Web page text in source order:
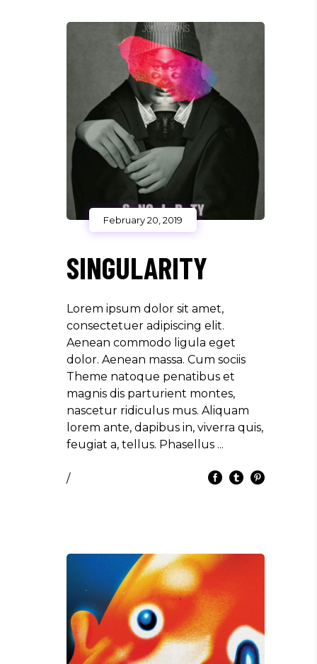
February 20, 2019
SINGULARITY
Lorem ipsum dolor sit amet,
consectetuer adipiscing elit.
Aenean commodo ligula eget
dolor. Aenean massa. Cum sociis
Theme natoque penatibus et
magnis dis parturient montes,
nascetur ridiculus mus. Aliquam
lorem ante, dapibus in, viverra quis,
feugiat a, tellus. Phasellus
/